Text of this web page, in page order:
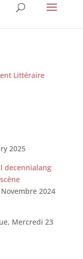
Littéraire
2025
decennialang
2024
Mercredi 23